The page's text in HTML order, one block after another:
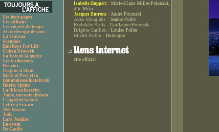
Les deux papes
Les siffleurs
Les enfants du temps
Je ne rêve que de vous
La Llorana
Scandale
Bad Boys For Life
Cuban Network
La Voie de la justice
Les traducteurs
Revenir
Un jour si blanc
Birds of Prey et la
fantabuleuse histoire de
Harley Quinn
La fille au bracelet
Jinpa, un conte tibétain
L'appel de la forêt
Lettre à Franco
Wet Season
Judy
Lara Jenkins
En avant
De Gaulle
Isabelle Huppert : Marie-Claire Miller-Polonski,
dite Mika
Jacques Dutronc : André Polonski
Anna Mouglalis : Jeanne Pollet
Rodolphe Pauly : Guillaume Polonski
Brigitte Catillon : Louise Pollet
Michel Robin : Dufreigne
site officiel